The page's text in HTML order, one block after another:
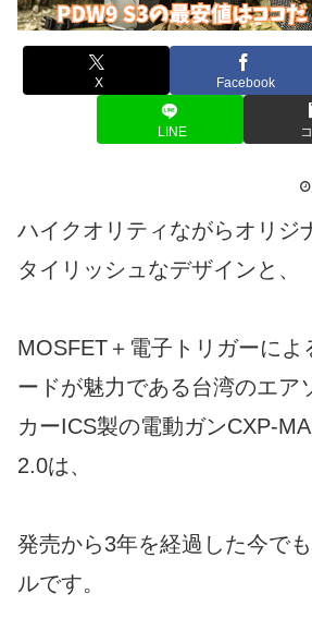
X Facebook
LINE
ハイクオリティながらオリジ
タイリッシュなデザインと、
MOSFET＋電子トリガーによ
ードが魅力である台湾のエア
カーICS製の電動ガンCXP-
2.0は、
発売から3年を経過した今で
ルです。